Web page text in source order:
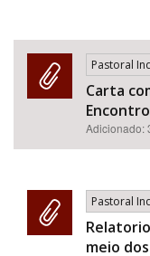
Pastoral
Carta
Adicionado:
Pastoral
meio